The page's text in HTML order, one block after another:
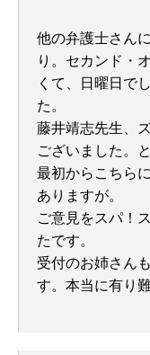
他の弁護士さん
り。セカンド・
くて、日曜日で
た。
藤井靖志先生、
ございました。
最初からこちら
ありますが。
ご意見をスパ！
たです。
受付のお姉さん
す。本当に有り